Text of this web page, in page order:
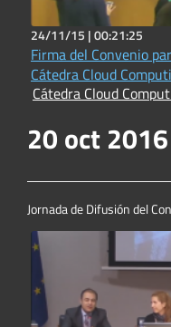
24/11/15 |00:21:25
Firma del Convenio para la
Cátedra Cloud
Cátedra Cloud
20 oct 2016
Jornada de Difusión del